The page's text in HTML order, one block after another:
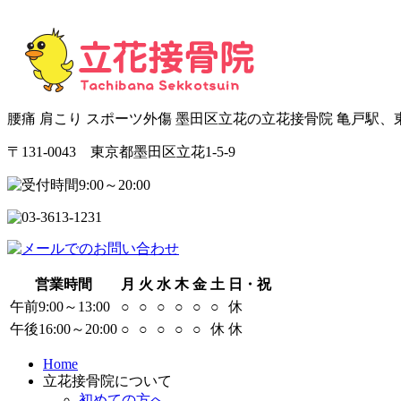
腰痛 肩こり スポーツ外傷 墨田区立花の立花接骨院 亀戸駅、
〒131-0043 東京都墨田区立花1-5-9
営業時間 月 火 水 木 金 土 日・祝
午前9:00～13:00
○ ○ ○ ○ ○ ○
休
午後16:00～20:00 ○ ○ ○ ○ ○ 休 休
Home
立花接骨院について